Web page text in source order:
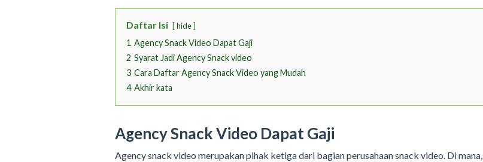
Daftar Isi hide
1 Agency Snack Video Dapat Gaji
2 Syarat Jadi Agency Snack video
3 Cara Daftar Agency Snack Video yang Mudah
4 Akhir kata
Agency Snack Video Dapat Gaji
Agency snack video merupakan pihak ketiga dari bagian perusahaan snack video. Di mana,